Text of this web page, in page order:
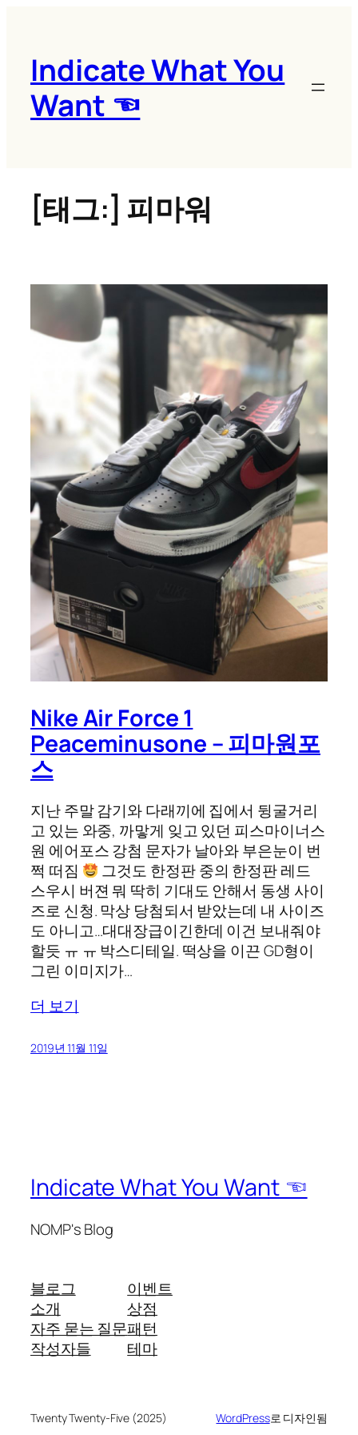
Indicate What You
Want ☜
[태그:] 피마워
Nike Air Force 1
Peaceminusone – 피마원포
스
지난 주말 감기와 다래끼에 집에서 뒹굴거리
고 있는 와중, 까맣게 잊고 있던 피스마이너스
원 에어포스 강첨 문자가 날아와 부은눈이 번
쩍 떠짐
그것도 한정판 중의 한정판 레드
스우시 버젼 뭐 딱히 기대도 안해서 동생 사이
즈로 신청. 막상 당첨되서 받았는데 내 사이즈
도 아니고…대대장급이긴한데 이건 보내줘야
할듯 ㅠ ㅠ 박스디테일. 떡상을 이끈 GD형이
그린 이미지가…
더 보기
2019년 11월 11일
Indicate What You Want ☜
NOMP's Blog
블로그
소개
자주 묻는 질문
작성자들
이벤트
상점
패턴
테마
Twenty Twenty-Five (2025) WordPress로 디자인됨